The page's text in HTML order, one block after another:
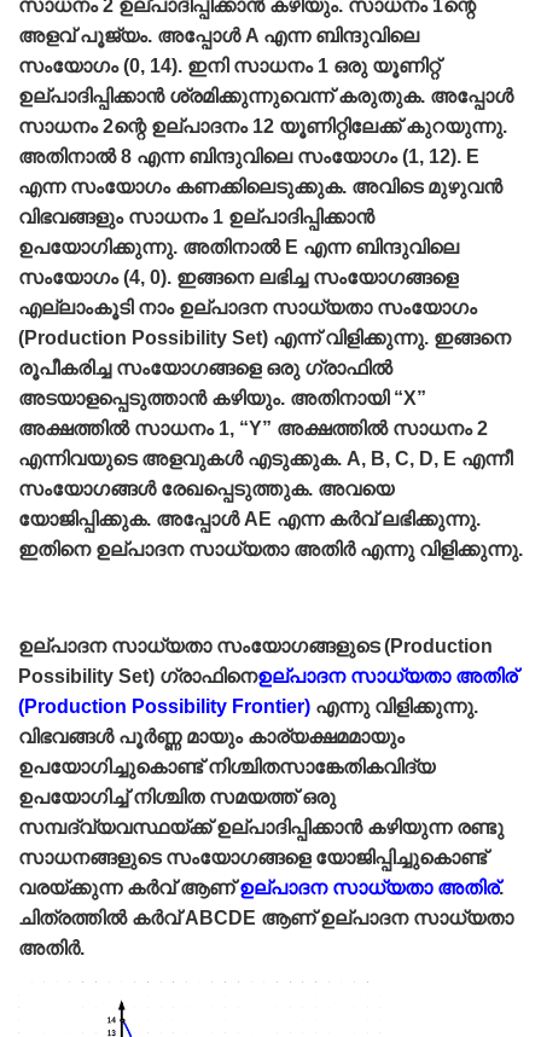
സാധനം 2 ഉല്പാദിപ്പിക്കാന്‍ കഴിയും. സാധനം 1ന്റെ
അളവ്‌ പൂജ്യം. അപ്പോള്‍ A എന്ന ബിന്ദുവിലെ
സംയോഗം (0, 14). ഇനി സാധനം 1 ഒരു യൂണിറ്റ്‌
ഉല്പാദിപ്പിക്കാന്‍ ശ്രമിക്കുന്നുവെന്ന്‌ കരുതുക. അപ്പോള്‍
സാധനം 2ന്റെ ഉല്പാദനം 12 യൂണിറ്റിലേക്ക്‌ കുറയുന്നു.
അതിനാല്‍ 8 എന്ന ബിന്ദുവിലെ സംയോഗം (1, 12). E
എന്ന സംയോഗം കണക്കിലെടുക്കുക. അവിടെ മുഴുവന്‍
വിഭവങ്ങളും സാധനം 1 ഉല്പാദിപ്പിക്കാന്‍
ഉപയോഗിക്കുന്നു. അതിനാല്‍ E എന്ന ബിന്ദുവിലെ
സംയോഗം (4, 0). ഇങ്ങനെ ലഭിച്ച സംയോഗങ്ങളെ
എല്ലാംകൂടി നാം ഉല്പാദന സാധ്യതാ സംയോഗം
(Production Possibility Set) എന്ന്‌ വിളിക്കുന്നു. ഇങ്ങനെ
രൂപീകരിച്ച സംയോഗങ്ങളെ ഒരു ഗ്രാഫില്‍
അടയാളപ്പെടുത്താന്‍ കഴിയും. അതിനായി “X”
അക്ഷത്തില്‍ സാധനം 1, “Y” അക്ഷത്തില്‍ സാധനം 2
എന്നിവയുടെ അളവുകള്‍ എടുക്കുക. A, B, C, D, E എന്നീ
സംയോഗങ്ങള്‍ രേഖപ്പെടുത്തുക. അവയെ
യോജിപ്പിക്കുക. അപ്പോള്‍ AE എന്ന കര്‍വ്‌ ലഭിക്കുന്നു.
ഇതിനെ ഉല്പാദന സാധ്യതാ അതിര്‍ എന്നു വിളിക്കുന്നു.
ഉല്പാദന സാധ്യതാ സംയോഗങ്ങളുടെ (Production
Possibility Set) ഗ്രാഫിനെഉല്പാദന സാധ്യതാ അതിര്‌
(Production Possibility Frontier) എന്നു വിളിക്കുന്നു.
വിഭവങ്ങള്‍ പൂര്‍ണ്ണ മായും കാര്യക്ഷമമായും
ഉപയോഗിച്ചുകൊണ്ട്‌ നിശ്ചിതസാങ്കേതികവിദ്യ
ഉപയോഗിച്ച്‌ നിശ്ചിത സമയത്ത്‌ ഒരു
സമ്പദ്‌വ്യവസ്ഥയ്ക്ക്‌ ഉല്പാദിപ്പിക്കാന്‍ കഴിയുന്ന രണ്ടു
സാധനങ്ങളുടെ സംയോഗങ്ങളെ യോജിപ്പിച്ചുകൊണ്ട്‌
വരയ്ക്കുന്ന കര്‍വ്‌ ആണ്‌ഉല്പാദന സാധ്യതാ അതിര്‌.
ചിത്രത്തില്‍ കര്‍വ്‌ ABCDE ആണ്‌ ഉല്പാദന സാധ്യതാ
അതിര്‍.